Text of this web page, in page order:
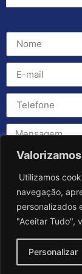
Utilizamos
navegação,
personalizados
"Aceitar Tudo",
Personalizar